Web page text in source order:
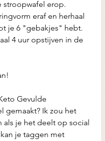
stroopwafel erop.
eraf en herhaal
je 6 "gebakjes" hebt.
4 uur opstijven in de
Gevulde
gemaakt? Ik zou het
als je het deelt op social
je taggen met